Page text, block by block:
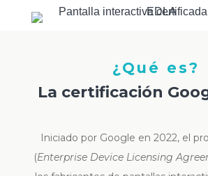
¿Qué es?
La certificación
Iniciado por Google en 2022, el
(Enterprise Device Licensing